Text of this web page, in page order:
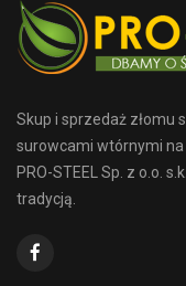
Skup i sprzedaż złomu
surowcami wtórnymi
PRO-STEEL Sp. z o.o.
tradycją.